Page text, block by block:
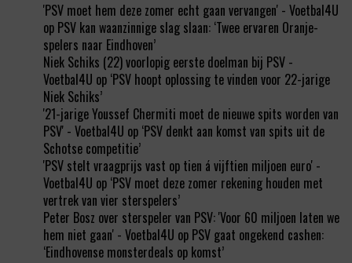
'PSV moet hem deze zomer echt gaan vervangen' - Voetbal4U
op PSV kan waanzinnige slag slaan: ‘Twee ervaren Oranje-
spelers naar Eindhoven’
Niek Schiks (22) voorlopig eerste doelman bij PSV -
Voetbal4U op ‘PSV hoopt oplossing te vinden voor 22-jarige
Niek Schiks’
'21-jarige Youssef Chermiti moet de nieuwe spits worden van
PSV' - Voetbal4U op ‘PSV denkt aan komst van spits uit de
Schotse competitie’
'PSV stelt vraagprijs vast op tien á vijftien miljoen euro' -
Voetbal4U op ‘PSV moet deze zomer rekening houden met
vertrek van vier sterspelers’
Peter Bosz over sterspeler van PSV: 'Voor 60 miljoen laten we
hem niet gaan' - Voetbal4U op PSV gaat ongekend cashen:
‘Eindhovense monsterdeals op komst’